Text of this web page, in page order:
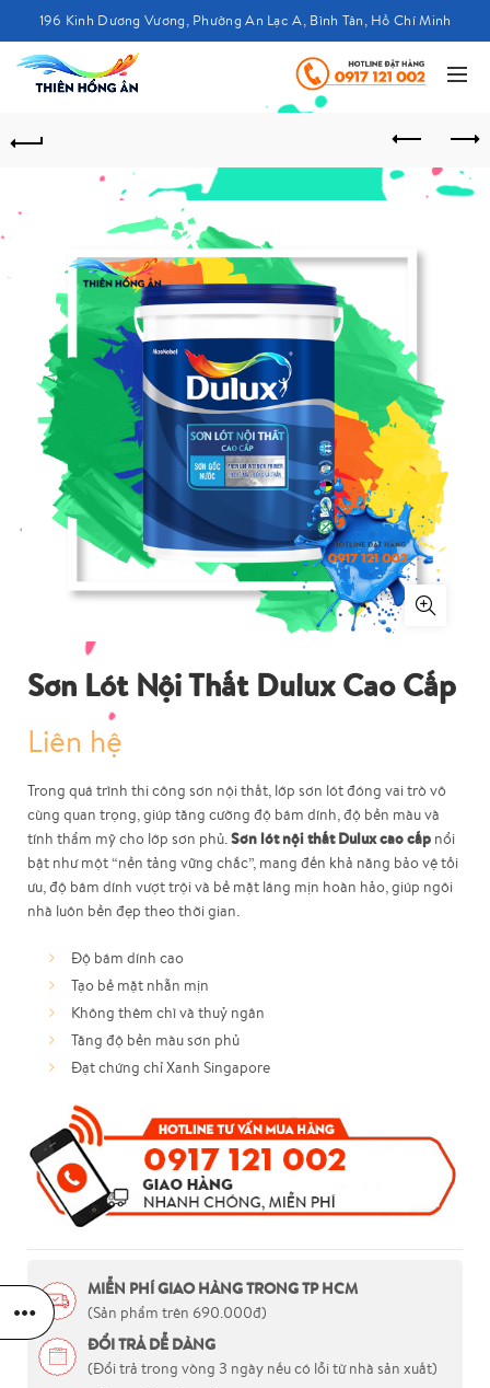
196 Kinh Dương Vương, Phường An Lạc A, Bình Tân, Hồ Chí Minh
Sơn Lót Nội Thất Dulux Cao Cấp
Liên hệ
Trong quá trình thi công sơn nội thất, lớp sơn lót đóng vai trò vô
cùng quan trọng, giúp tăng cường độ bám dính, độ bền màu và
tính thẩm mỹ cho lớp sơn phủ.Sơn lót nội thất Dulux cao cấp nổi
bật như một “nền tảng vững chắc”, mang đến khả năng bảo vệ tối
ưu, độ bám dính vượt trội và bề mặt láng mịn hoàn hảo, giúp ngôi
nhà luôn bền đẹp theo thời gian.
Độ bám dính cao
Tạo bề mặt nhẵn mịn
Không thêm chì và thuỷ ngân
Tăng độ bền màu sơn phủ
Đạt chứng chỉ Xanh Singapore
MIỄN PHÍ GIAO HÀNG TRONG TP HCM
(Sản phẩm trên 690.000đ)
ĐỔI TRẢ DỄ DÀNG
(Đổi trả trong vòng 3 ngày nếu có lỗi từ nhà sản xuất)